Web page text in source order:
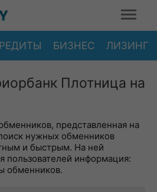
БИЗНЕС ЛИЗИНГ
Плотница на
представленная на
нужных обменников
и быстрым. На ней
пользователей информация:
обменников.